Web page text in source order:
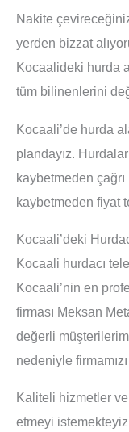
Nakite
yerden bizzat
Kocaalideki hurda
tüm bilinenlerini
Kocaali’de hurda
plandayız.
kaybetmeden
kaybetmeden fiyat
Kocaali’deki
Kocaali hurdacı
Kocaali’nin en
firması Meksan
değerli
nedeniyle firmamızı
Kaliteli hizmetler
etmeyi